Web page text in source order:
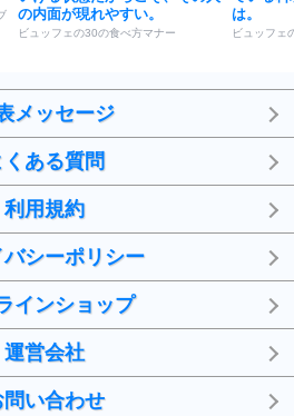
の内面が現れやすい。
ビュッフェの30の食べ方マナー
は。
ビュッフェ
メッセージ
くある質問
利用規約
バシーポリシー
インショップ
運営会社
問い合わせ